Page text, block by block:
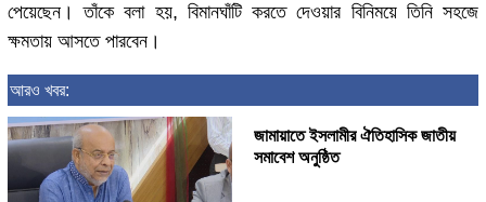
পেয়েছেন। তাঁকে বলা হয়, বিমানঘাঁটি করতে দেওয়ার বিনিময়ে তিনি সহজে
ক্ষমতায় আসতে পারবেন।
আরও খবর:
জামায়াতে ইসলামীর ঐতিহাসিক জাতীয়
সমাবেশ অনুষ্ঠিত